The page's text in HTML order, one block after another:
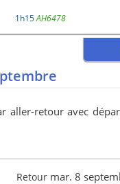
1h15AH6478
aller-retour avec
Retour mar. 8